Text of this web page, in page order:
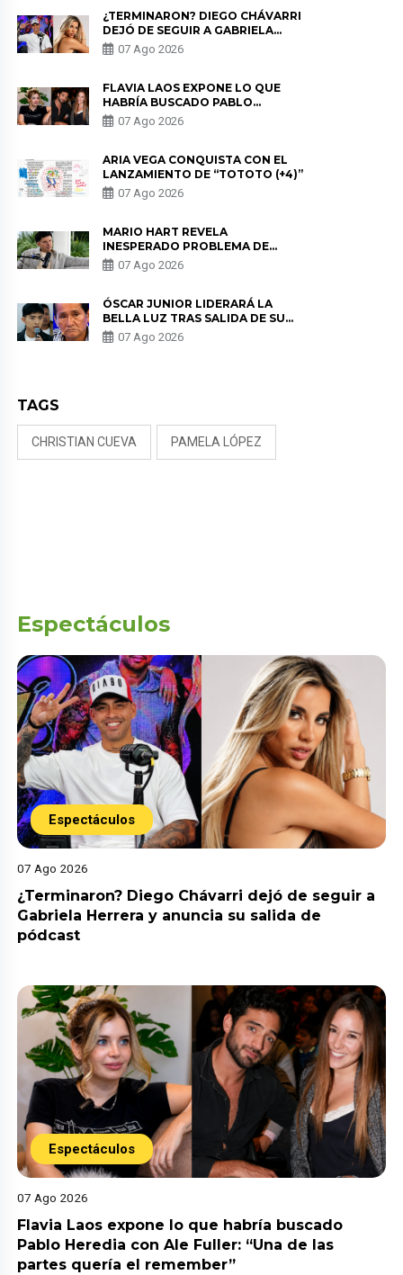
¿TERMINARON? DIEGO CHÁVARRI
DEJÓ DE SEGUIR A GABRIELA
HERRERA Y ANUNCIA SU SALIDA
DE PÓDCAST
07 Ago 2026
FLAVIA LAOS EXPONE LO QUE
HABRÍA BUSCADO PABLO
HEREDIA CON ALE FULLER: “UNA
DE LAS PARTES QUERÍA EL
07 Ago 2026
ARIA VEGA CONQUISTA CON EL
LANZAMIENTO DE “TOTOTO (+4)”
07 Ago 2026
MARIO HART REVELA
INESPERADO PROBLEMA DE
SALUD ANTES DE SEPARARSE DE
KORINA: “ME ENCONTRARON UN
07 Ago 2026
ÓSCAR JUNIOR LIDERARÁ LA
BELLA LUZ TRAS SALIDA DE SU
PADRE POR POLÉMICA CON
NALDY SALDAÑA
07 Ago 2026
TAGS
CHRISTIAN CUEVA PAMELA LÓPEZ
Espectáculos
Espectáculos
07 Ago 2026
¿Terminaron? Diego Chávarri dejó de seguir a
Gabriela Herrera y anuncia su salida de
pódcast
Espectáculos
07 Ago 2026
Flavia Laos expone lo que habría buscado
Pablo Heredia con Ale Fuller: “Una de las
partes quería el remember”